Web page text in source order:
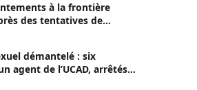
à la frontière
des tentatives de
démantelé : six
agent de l’UCAD, arrêtés à
avoue avoir propagé le